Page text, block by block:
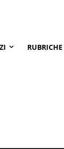
RUBRICHE